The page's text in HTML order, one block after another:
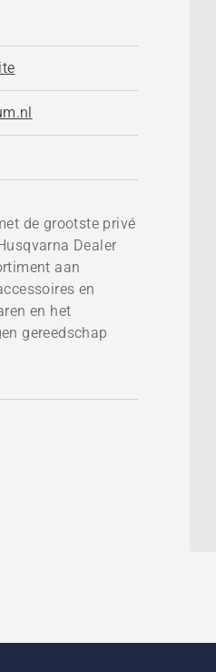
de grootste privé
Dealer
aan
en
en het
gereedschap